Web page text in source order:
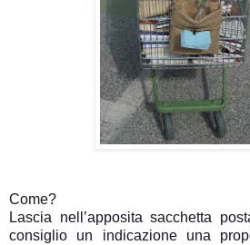
Come?
Lascia nell’apposita sacchetta
consiglio un indicazione una